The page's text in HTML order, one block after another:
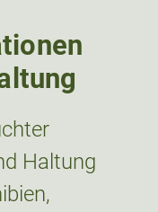
Haltung